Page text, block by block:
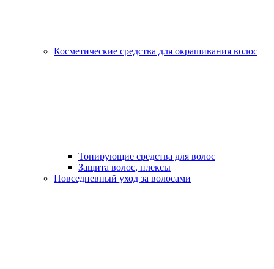
Косметические средства для окрашивания волос
Тонирующие средства для волос
Защита волос, плексы
Повседневный уход за волосами